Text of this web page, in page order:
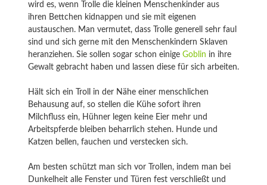
wird es, wenn Trolle die kleinen Menschenkinder aus
ihren Bettchen kidnappen und sie mit eigenen
austauschen. Man vermutet, dass Trolle generell sehr faul
sind und sich gerne mit den Menschenkindern Sklaven
heranziehen. Sie sollen sogar schon einige Goblin in ihre
Gewalt gebracht haben und lassen diese für sich arbeiten.
Hält sich ein Troll in der Nähe einer menschlichen
Behausung auf, so stellen die Kühe sofort ihren
Milchfluss ein, Hühner legen keine Eier mehr und
Arbeitspferde bleiben beharrlich stehen. Hunde und
Katzen bellen, fauchen und verstecken sich.
Am besten schützt man sich vor Trollen, indem man bei
Dunkelheit alle Fenster und Türen fest verschließt und